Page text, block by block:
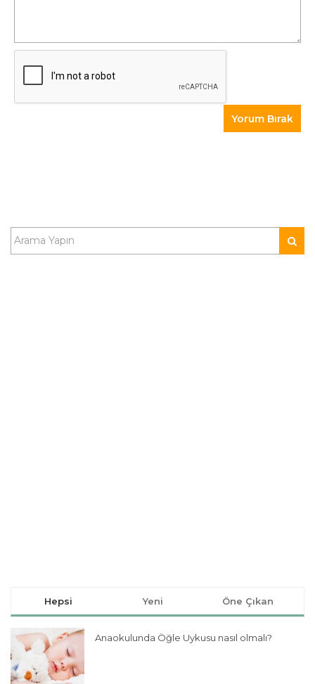
Hepsi Yeni Öne Çıkan
Anaokulunda Öğle Uykusu nasıl olmalı?